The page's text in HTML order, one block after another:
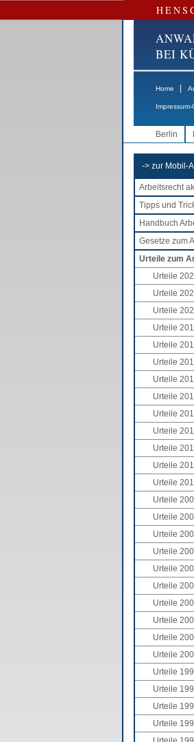
BEI
Home
Berlin
-> zur Mobil-
Arbeitsrecht
Tipps und
Handbuch
Gesetze zum
Urteile zum
Urteile
Urteile
Urteile
Urteile
Urteile
Urteile
Urteile
Urteile
Urteile
Urteile
Urteile
Urteile
Urteile
Urteile
Urteile
Urteile
Urteile
Urteile
Urteile
Urteile
Urteile
Urteile
Urteile
Urteile
Urteile
Urteile
Urteile